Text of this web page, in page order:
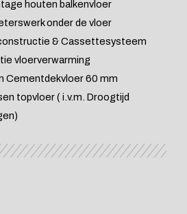
houten balkenvloer
onder de vloer
& Cassettesysteem
vloerverwarming
Cementdekvloer 60 mm
topvloer ( i.v.m. Droogtijd